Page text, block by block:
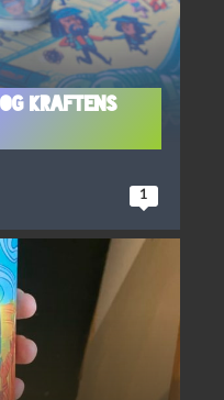
Kraftens
1